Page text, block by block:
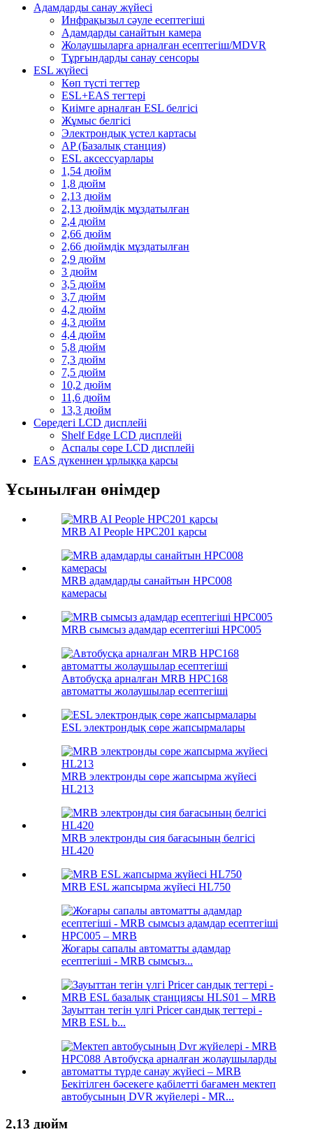
Адамдарды санау жүйесі
Инфрақызыл сәуле есептегіші
Адамдарды санайтын камера
Жолаушыларға арналған есептегіш/MDVR
Тұрғындарды санау сенсоры
ESL жүйесі
Көп түсті тегтер
ESL+EAS тегтері
Киімге арналған ESL белгісі
Жұмыс белгісі
Электрондық үстел картасы
AP (Базалық станция)
ESL аксессуарлары
1,54 дюйм
1,8 дюйм
2,13 дюйм
2,13 дюймдік мұздатылған
2,4 дюйм
2,66 дюйм
2,66 дюймдік мұздатылған
2,9 дюйм
3 дюйм
3,5 дюйм
3,7 дюйм
4,2 дюйм
4,3 дюйм
4,4 дюйм
5,8 дюйм
7,3 дюйм
7,5 дюйм
10,2 дюйм
11,6 дюйм
13,3 дюйм
Сөредегі LCD дисплейі
Shelf Edge LCD дисплейі
Аспалы сөре LCD дисплейі
EAS дүкеннен ұрлыққа қарсы
Ұсынылған өнімдер
MRB AI People HPC201 қарсы
MRB адамдарды санайтын HPC008
камерасы
MRB сымсыз адамдар есептегіші HPC005
Автобусқа арналған MRB HPC168
автоматты жолаушылар есептегіші
ESL электрондық сөре жапсырмалары
MRB электронды сөре жапсырма жүйесі
HL213
MRB электронды сия бағасының белгісі
HL420
MRB ESL жапсырма жүйесі HL750
Жоғары сапалы автоматты адамдар
есептегіші - MRB сымсыз...
Зауыттан тегін үлгі Pricer сандық тегтері -
MRB ESL b...
Бекітілген бәсекеге қабілетті бағамен мектеп
автобусының DVR жүйелері - MR...
2,13 дюйм